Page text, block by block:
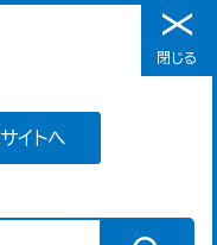
メニュー
イトへ
閉じる